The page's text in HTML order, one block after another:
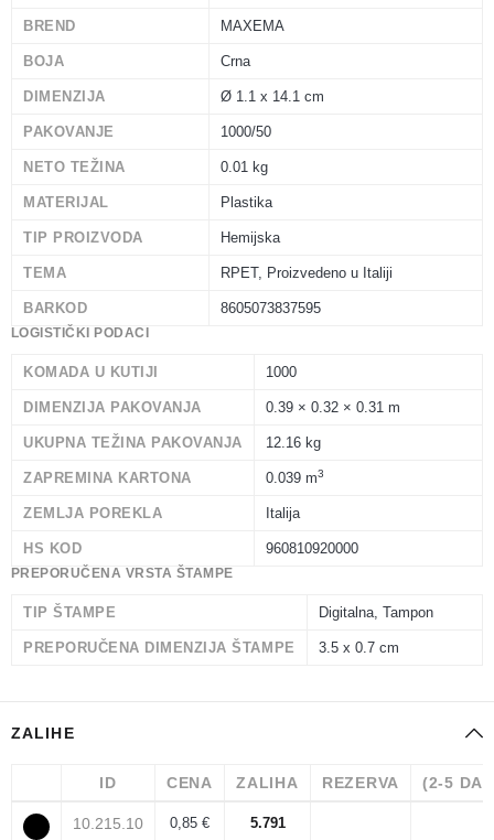
BREND MAXEMA
BOJA Crna
DIMENZIJA Ø 1.1 x 14.1 cm
PAKOVANJE 1000/50
NETO TEŽINA 0.01 kg
MATERIJAL Plastika
TIP PROIZVODA Hemijska
TEMA RPET, Proizvedeno u Italiji
BARKOD 8605073837595
LOGISTIČKI PODACI
KOMADA U KUTIJI 1000
DIMENZIJA PAKOVANJA 0.39 × 0.32 × 0.31 m
UKUPNA TEŽINA PAKOVANJA 12.16 kg
ZAPREMINA KARTONA 0.039 m3
ZEMLJA POREKLA Italija
HS KOD 960810920000
PREPORUČENA VRSTA ŠTAMPE
TIP ŠTAMPE Digitalna, Tampon
PREPORUČENA DIMENZIJA ŠTAMPE 3.5 x 0.7 cm
ZALIHE
ID CENA ZALIHA REZERVA (2-5
10.215.10 0,85 € 5.791